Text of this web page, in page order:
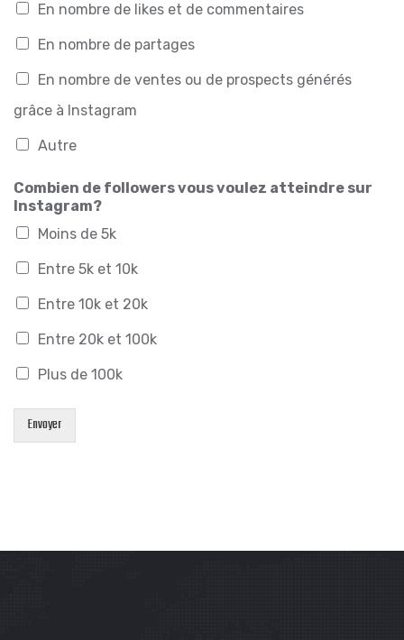
En nombre de likes et de commentaires
En nombre de partages
En nombre de ventes ou de prospects générés
grâce à Instagram
Autre
Combien de followers vous voulez atteindre sur
Instagram?
Moins de 5k
Entre 5k et 10k
Entre 10k et 20k
Entre 20k et 100k
Plus de 100k
Envoyer